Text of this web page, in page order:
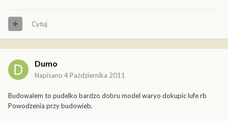
Cytuj
Dumo
Napisano 4 Października 2011
Budowalem to pudelko bardzo dobru model waryo dokupic lufe rb
Powodzenia przy budowieb.